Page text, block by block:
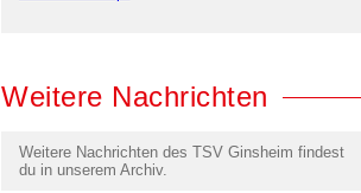
Weitere Nachrichten
Weitere Nachrichten des TSV Ginsheim findest
du in unserem Archiv.